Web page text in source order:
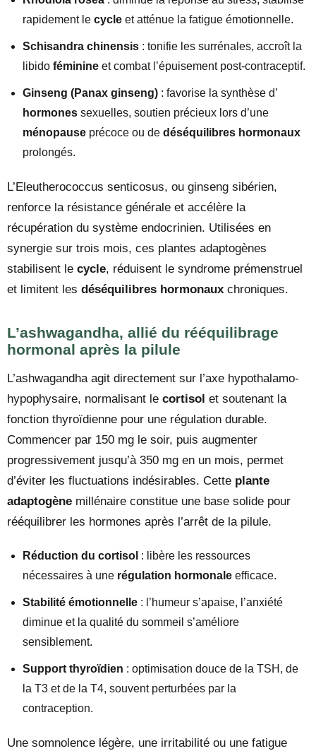
rapidement le cycle et atténue la fatigue émotionnelle.
Schisandra chinensis : tonifie les surrénales, accroît la
libido féminine et combat l’épuisement post-contraceptif.
Ginseng (Panax ginseng) : favorise la synthèse d’
hormones sexuelles, soutien précieux lors d’une
ménopause précoce ou de déséquilibres hormonaux
prolongés.
L’Eleutherococcus senticosus, ou ginseng sibérien,
renforce la résistance générale et accélère la
récupération du système endocrinien. Utilisées en
synergie sur trois mois, ces plantes adaptogènes
stabilisent le cycle, réduisent le syndrome prémenstruel
et limitent les déséquilibres hormonaux chroniques.
L’ashwagandha, allié du rééquilibrage
hormonal après la pilule
L’ashwagandha agit directement sur l’axe hypothalamo-
hypophysaire, normalisant le cortisol et soutenant la
fonction thyroïdienne pour une régulation durable.
Commencer par 150 mg le soir, puis augmenter
progressivement jusqu’à 350 mg en un mois, permet
d’éviter les fluctuations indésirables. Cette plante
adaptogène millénaire constitue une base solide pour
rééquilibrer les hormones après l’arrêt de la pilule.
Réduction du cortisol : libère les ressources
nécessaires à une régulation hormonale efficace.
Stabilité émotionnelle : l’humeur s’apaise, l’anxiété
diminue et la qualité du sommeil s’améliore
sensiblement.
Support thyroïdien : optimisation douce de la TSH, de
la T3 et de la T4, souvent perturbées par la
contraception.
Une somnolence légère, une irritabilité ou une fatigue